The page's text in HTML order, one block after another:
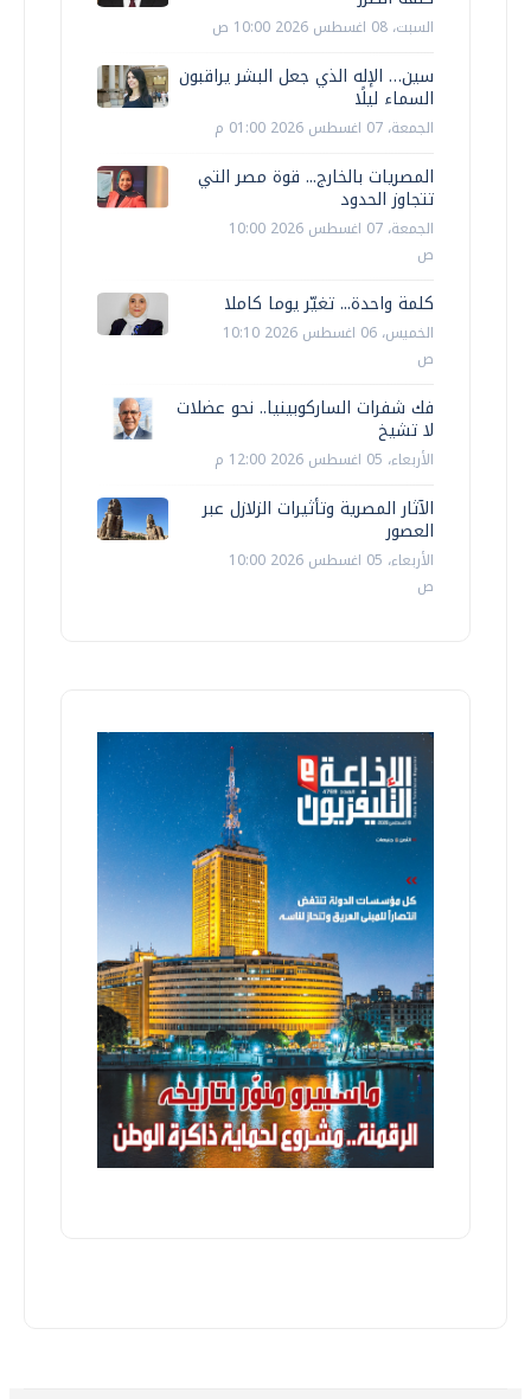
السبت، 08 اغسطس 2026 10:00 ص
سين… الإله الذي جعل البشر يراقبون
السماء ليلًا
الجمعة، 07 اغسطس 2026 01:00 م
المصريات بالخارج... قوة مصر التي
تتجاوز الحدود
الجمعة، 07 اغسطس 2026 10:00
ص
كلمة واحدة... تغيّر يوما كاملا
الخميس، 06 اغسطس 2026 10:10
ص
فك شفرات الساركوبينيا.. نحو عضلات
لا تشيخ
الأربعاء، 05 اغسطس 2026 12:00 م
الآثار المصرية وتأثيرات الزلازل عبر
العصور
الأربعاء، 05 اغسطس 2026 10:00
ص